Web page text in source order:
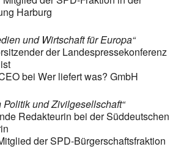
Harburg
und Wirtschaft für Europa“
der Landespressekonferenz
bei Wer liefert was? GmbH
Politik und Zivilgesellschaft“
Redakteurin bei der Süddeutschen
der SPD-Bürgerschaftsfraktion